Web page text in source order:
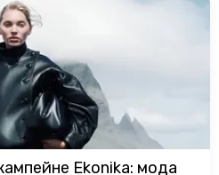
Ekonika: мода